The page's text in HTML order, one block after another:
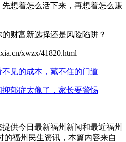
想着怎么活下来，再想着怎么赚
财富新选择还是风险陷阱？
xwzx/41820.html
见的成本，藏不住的门道
郁症太像了，家长要警惕
供今日最新福州新闻和最近福州
的福州民生资讯，本篇内容来自